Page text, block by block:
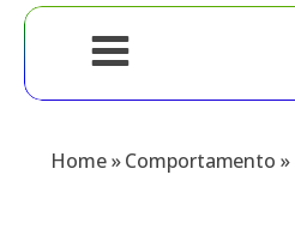
Home»Comportamento »